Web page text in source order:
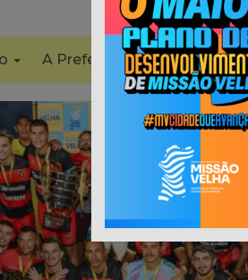
A Prefeitura Secretarias